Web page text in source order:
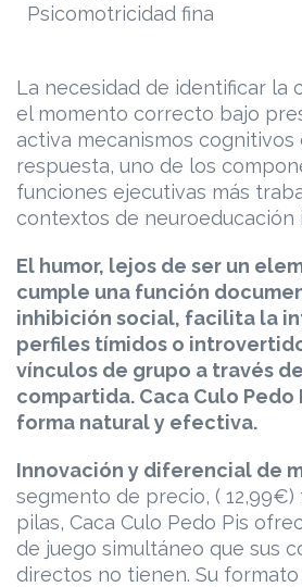
Psicomotricidad fina
La necesidad de identificar la
el momento correcto bajo
activa mecanismos
respuesta, uno de los
funciones ejecutivas más
contextos de neuroeducación
El humor, lejos de ser un
cumple una función
inhibición social, facilita la
perfiles tímidos o
vínculos de grupo a través
compartida. Caca Culo Pedo
forma natural y efectiva.
Innovación y diferencial de
segmento de precio, (
pilas, Caca Culo Pedo Pis
de juego simultáneo que sus
directos no tienen. Su